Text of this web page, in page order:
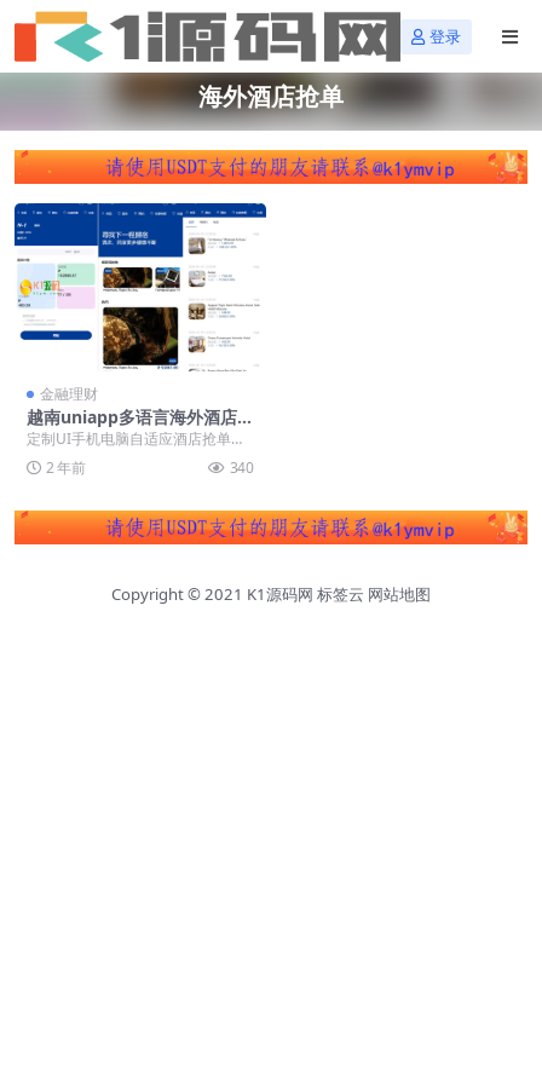
登录
海外酒店抢单
金融理财
越南uniapp多语言海外酒店抢
单刷单源码/酒店抢单连单卡
单/PC手机自适应
定制UI手机电脑自适应酒店抢单系
统 系统前端多语言：俄语、英语、
越南语、中文 前...
2 年前 340
Copyright © 2021 K1源码网 标签云 网站地图